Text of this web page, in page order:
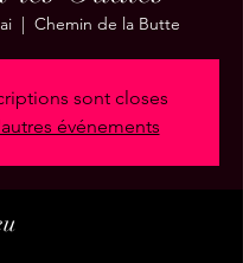
  |
Chemin de la Butte
sont closes
événements